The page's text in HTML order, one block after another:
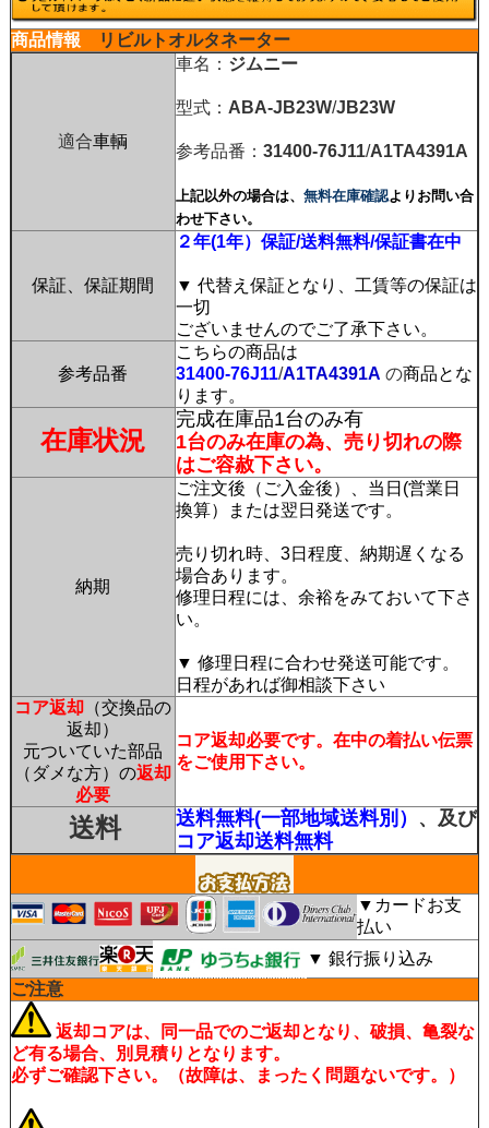
商品情報 リビルトオルタネーター
適合車輌
車名： ジムニー
型式： ABA-JB23W/JB23W
参考品番： 31400-76J11/A1TA4391A
上記以外の場合は、 無料在庫確認よりお問い合
わせ下さい。
保証、保証期間
２年(1年）保証/送料無料/保証書在中
▼ 代替え保証となり、工賃等の保証は
一切
ございませんのでご了承下さい。
参考品番
こちらの商品は
31400-76J11/A1TA4391A の商品とな
ります。
在庫状況
完成在庫品1台のみ有
1台のみ在庫の為、売り切れの際
はご容赦下さい。
納期
ご注文後（ご入金後）、当日(営業日
換算）または翌日発送です。
売り切れ時、3日程度、納期遅くなる
場合あります。
修理日程には、余裕をみておいて下さ
い。
▼ 修理日程に合わせ発送可能です。
日程があれば御相談下さい
コア返却 （交換品の
返却）
元ついていた部品
（ダメな方）の返却
必要
コア返却必要です。在中の着払い伝票
をご使用下さい。
送料 送料無料(一部地域送料別）
、及び
コア返却送料無料
▼カードお支
払い
▼ 銀行振り込み
ご注意
返却コアは、同一品でのご返却となり、破損、亀裂な
ど有る場合、別見積りとなります。
必ずご確認下さい。（故障は、まったく問題ないです。）